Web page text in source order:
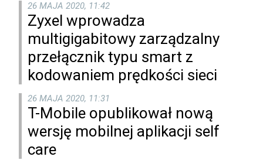
26 MAJA 2020, 11:42
Zyxel wprowadza
multigigabitowy zarządzalny
przełącznik typu smart z
kodowaniem prędkości sieci
26 MAJA 2020, 11:31
T-Mobile opublikował nową
wersję mobilnej aplikacji self
care